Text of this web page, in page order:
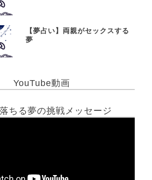
【夢占い】両親がセックスする
夢
YouTube動画
ちる夢の挑戦メッセージ